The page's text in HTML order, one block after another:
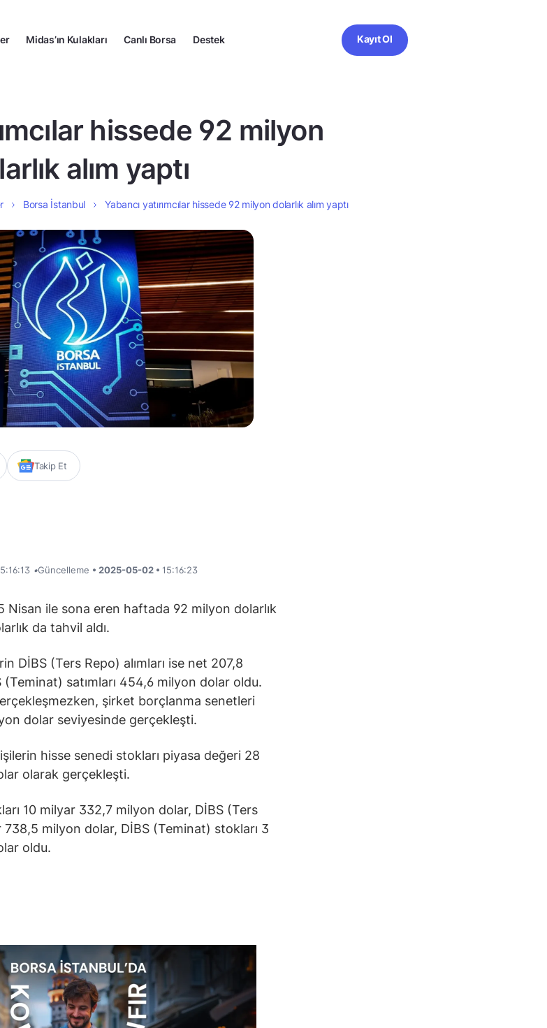
Midas’ın Kulakları Canlı Borsa Destek Kayıt Ol
hissede 92 milyon
alım yaptı
Borsa İstanbul Yabancı yatırımcılar hissede 92 milyon dolarlık alım yaptı
Takip Et
•Güncelleme • 2025-05-02 • 15:16:23
Nisan ile sona eren haftada 92 milyon dolarlık
da tahvil aldı.
DİBS (Ters Repo) alımları ise net 207,8
satımları 454,6 milyon dolar oldu.
şirket borçlanma senetleri
dolar seviyesinde gerçekleşti.
hisse senedi stokları piyasa değeri 28
olarak gerçekleşti.
10 milyar 332,7 milyon dolar, DİBS (Ters
738,5 milyon dolar, DİBS (Teminat) stokları 3
oldu.